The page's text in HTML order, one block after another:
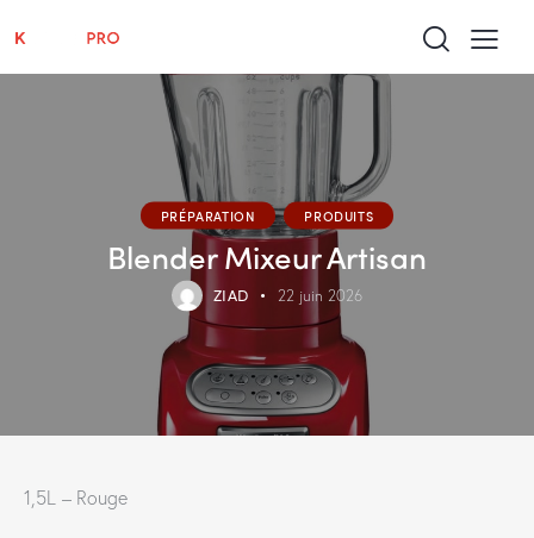
PRÉPARATION PRODUITS
Blender Mixeur Artisan
ZIAD 22 juin 2026
1,5L – Rouge